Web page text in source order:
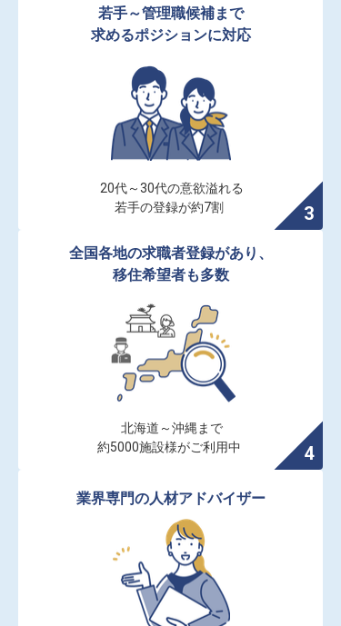
若手～管理職候補まで
求めるポジションに対応
20代～30代の意欲溢れる
若手の登録が約7割
全国各地の求職者登録があり、
移住希望者も多数
北海道～沖縄まで
約5000施設様がご利用中
業界専門の人材アドバイザー